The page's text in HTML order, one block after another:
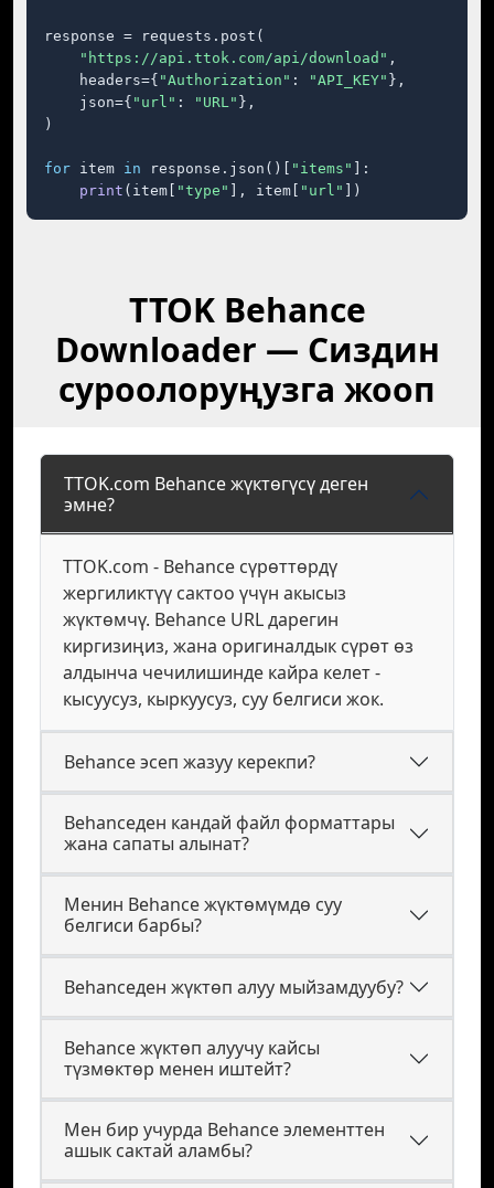
response = requests.post(
"https://api.ttok.com/api/download" ,
    headers={
"Authorization" : "API_KEY" },
    json={
"url" : "URL" },
)
for item in response.json()[ "items"
]:
print (item[ "type" ], item[ "url" ])
TTOK Behance
Downloader — Сиздин
суроолоруңузга жооп
TTOK.com Behance жүктөгүсү деген
эмне?
TTOK.com - Behance сүрөттөрдү
жергиликтүү сактоо үчүн акысыз
жүктөмчү. Behance URL дарегин
киргизиңиз, жана оригиналдык сүрөт өз
алдынча чечилишинде кайра келет -
кысуусуз, кыркуусуз, суу белгиси жок.
Behance эсеп жазуу керекпи?
Behanceден кандай файл форматтары
жана сапаты алынат?
Менин Behance жүктөмүмдө суу
белгиси барбы?
Behanceден жүктөп алуу мыйзамдуубу?
Behance жүктөп алуучу кайсы
түзмөктөр менен иштейт?
Мен бир учурда Behance элементтен
ашык сактай аламбы?